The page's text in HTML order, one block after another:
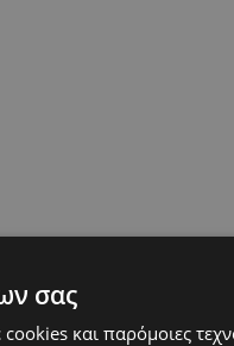
σας
και παρόμοιες